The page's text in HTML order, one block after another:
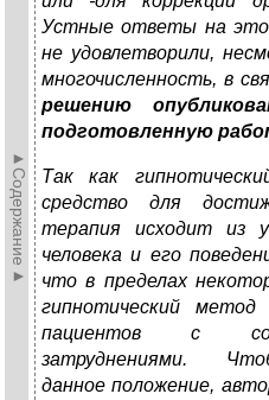
►Содержание►
Устные ответы на
не удовлетворили,
многочисленность, в
решению
подготовленную
Так как
средство для
терапия исходит из
человека и его
что в пределах
гипнотический
пациентов с
затруднениями.
данное положение,